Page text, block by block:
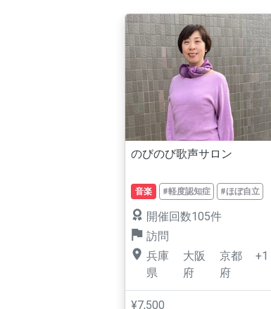
のびのび歌声サロン
音楽 #軽度認知症 #ほぼ自立
開催回数105件
訪問
兵庫
県
大阪
府
京都
府
+1
¥7,500